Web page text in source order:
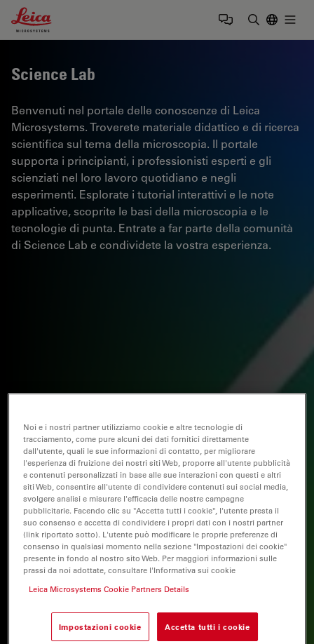
Leica Microsystems Logo
Science Lab
Benvenuti nel portale delle conoscenze di Leica
Microsystems. Troverete materiale didattico e di ricerca
scientifica sul tema della microscopia. Il portale
supporta i principianti, i professionisti esperti e gli
scienziati nel loro lavoro quotidiano e negli
esperimenti. Esplorate i tutorial interattivi e le note
applicative, scoprite le basi della microscopia e le
tecnologie di punta. Entrate a far parte della comunità
di Science Lab e condividete la vostra esperienza.
Noi e i nostri partner utilizziamo cookie e altre tecnologie di
tracciamento, come pure alcuni dei dati fornitici direttamente
dall'utente, quali le sue informazioni di contatto, per migliorare
l'esperienza di fruizione dei nostri siti Web, proporre all'utente pubblicità
e contenuti personalizzati in base alle sue interazioni con questi e altri
siti Web, consentire all'utente di condividere contenuti sui social media,
svolgere analisi e misurare l'efficacia delle nostre campagne
pubblicitarie. Facendo clic su "Accetta tutti i cookie", l'utente presta il
suo consenso e accetta di condividere i propri dati con i nostri partner
(link riportato sotto). L'utente può modificare le proprie preferenze di
consenso in qualsiasi momento nella sezione "Impostazioni dei cookie"
presente in fondo al nostro sito Web. Per maggiori informazioni sulle
prassi da noi adottate, consultare l'Informativa sui cookie
Leica Microsystems Cookie Partners Details
Impostazioni cookie Accetta tutti i cookie